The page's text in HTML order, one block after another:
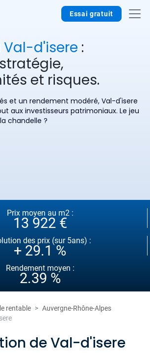
Essai gratuit
Val-d'isere :
et risques.
et un rendement modéré, Val-d'isere
aux investisseurs patrimoniaux. Le jeu
chandelle ?
Prix moyen au m2 :
13 922 €
des prix (sur 5ans) :
+ 29.1 %
Rendement moyen :
2.39 %
rentable
Auvergne-Rhône-Alpes
de Val-d'isere